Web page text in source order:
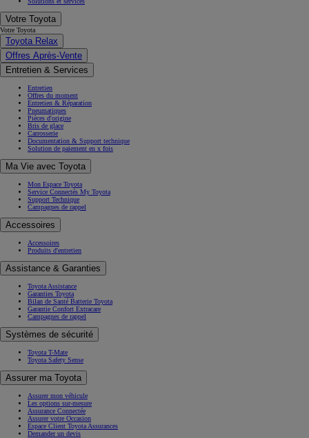
Votre Toyota
Votre Toyota
Toyota Relax
Offres Après-Vente
Entretien & Services
Entretien
Offres du moment
Entretien & Réparation
Pneumatiques
Pièces d'origine
Bris de glace
Carrosserie
Documentation & Support technique
Solution de paiement en x fois
Ma Vie avec Toyota
Mon Espace Toyota
Service Connectés My Toyota
Support Technique
Campagnes de rappel
Accessoires
Accessoires
Produits d'entretien
Assistance & Garanties
Toyota Assistance
Garanties Toyota
Bilan de Santé Batterie Toyota
Garantie Confort Extracare
Campagnes de rappel
Systèmes de sécurité
Toyota T-Mate
Toyota Safety Sense
Assurer ma Toyota
Assurer mon véhicule
Les options sur-mesure
Assurance Connectée
Assurer votre Occasion
Espace Client Toyota Assurances
Demander un devis